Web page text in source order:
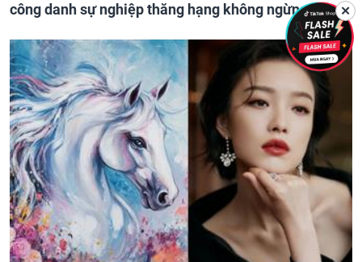
công danh sự nghiệp thăng hạng không ngừng
✕